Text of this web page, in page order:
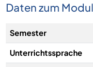
Daten zum Modul
Semester
Unterrichtssprache